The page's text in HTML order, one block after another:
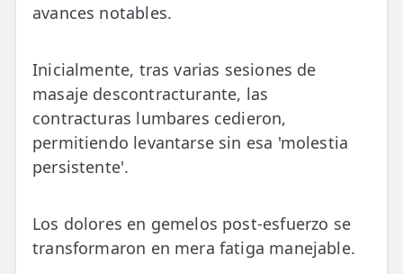
avances notables.
Inicialmente, tras varias sesiones de
masaje descontracturante, las
contracturas lumbares cedieron,
permitiendo levantarse sin esa 'molestia
persistente'.
Los dolores en gemelos post-esfuerzo se
transformaron en mera fatiga manejable.